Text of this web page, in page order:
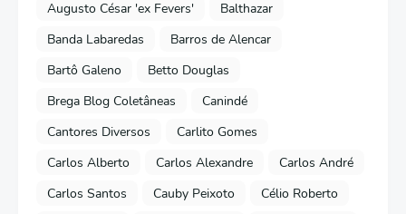
Augusto César 'ex Fevers'
Balthazar
Banda Labaredas
Barros de Alencar
Bartô Galeno
Betto Douglas
Brega Blog Coletâneas
Canindé
Cantores Diversos
Carlito Gomes
Carlos Alberto
Carlos Alexandre
Carlos André
Carlos Santos
Cauby Peixoto
Célio Roberto